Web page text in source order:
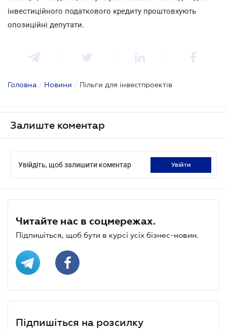
інвестиційного податкового кредиту проштовхують
опозиційні депутати.
Головна / Новини / Пільги для інвестпроектів
Залиште коментар
Увійдіть, щоб залишити коментар увійти
Читайте нас в соцмережах.
Підпишіться, щоб бути в курсі усіх бізнес-новин.
Підпишіться на розсилку